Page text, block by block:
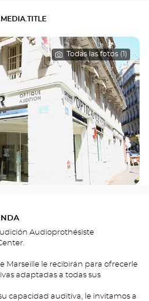
Todas las fotos (1)
Audioprothésiste
Marseille le recibirán para ofrecerle
adaptadas a todas sus
capacidad auditiva, le invitamos a